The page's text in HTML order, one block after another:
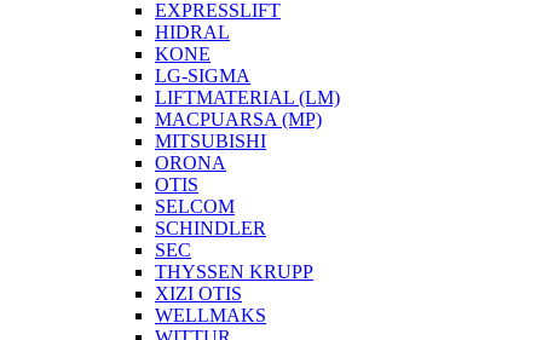
EXPRESSLIFT
HIDRAL
KONE
LG-SIGMA
LIFTMATERIAL (LM)
MACPUARSA (MP)
MITSUBISHI
ORONA
OTIS
SELCOM
SCHINDLER
SEC
THYSSEN KRUPP
XIZI OTIS
WELLMAKS